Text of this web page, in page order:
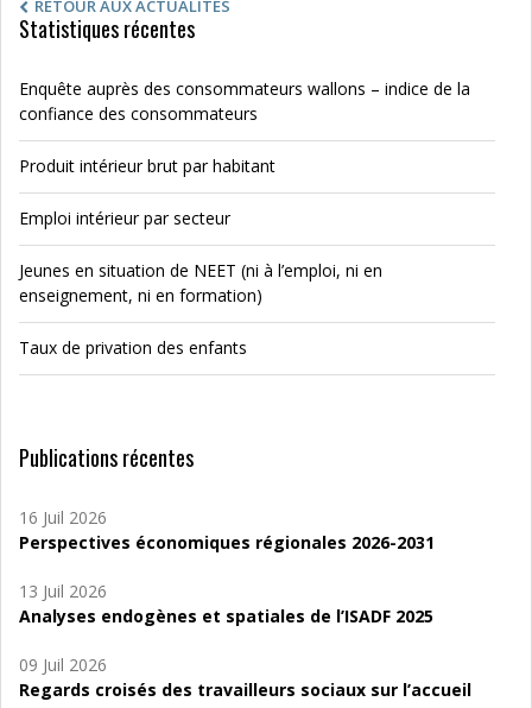
RETOUR AUX ACTUALITÉS
Statistiques récentes
Enquête auprès des consommateurs wallons – indice de la
confiance des consommateurs
Produit intérieur brut par habitant
Emploi intérieur par secteur
Jeunes en situation de NEET (ni à l’emploi, ni en
enseignement, ni en formation)
Taux de privation des enfants
Publications récentes
16 Juil 2026
Perspectives économiques régionales 2026-2031
13 Juil 2026
Analyses endogènes et spatiales de l’ISADF 2025
09 Juil 2026
Regards croisés des travailleurs sociaux sur l’accueil